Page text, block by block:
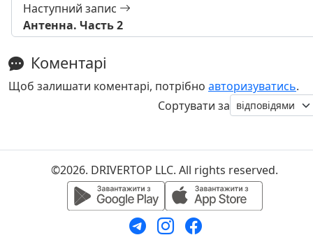
Наступний запис
Антенна. Часть 2
Коментарі
Щоб залишати коментарі, потрібно авторизуватись.
Сортувати за
©2026. DRIVERTOP LLC. All rights reserved.